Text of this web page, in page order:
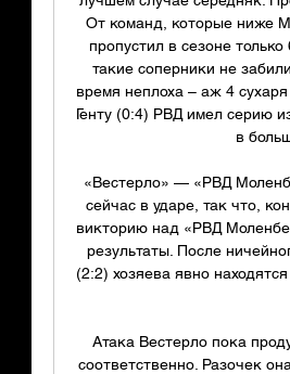
От команд, которые ниже
пропустил в сезоне
такие соперники не
время неплоха – аж 4
Генту (0:4) РВД имел серию
в
«Вестерло» — «РВД
сейчас в ударе, так что,
викторию над «РВД
результаты. После
(2:2) хозяева явно
Атака Вестерло пока
соответственно. Разочек